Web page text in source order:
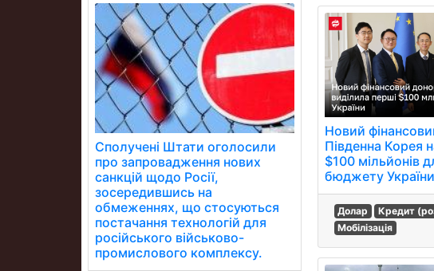
Сполучені Штати оголосили
про запровадження нових
санкцій щодо Росії,
зосередившись на
обмеженнях, що стосуються
постачання технологій для
російського військово-
промислового комплексу.
Новий
Південна Корея
$100 мільйонів
бюджету
Долар
Кредит
Мобілізація